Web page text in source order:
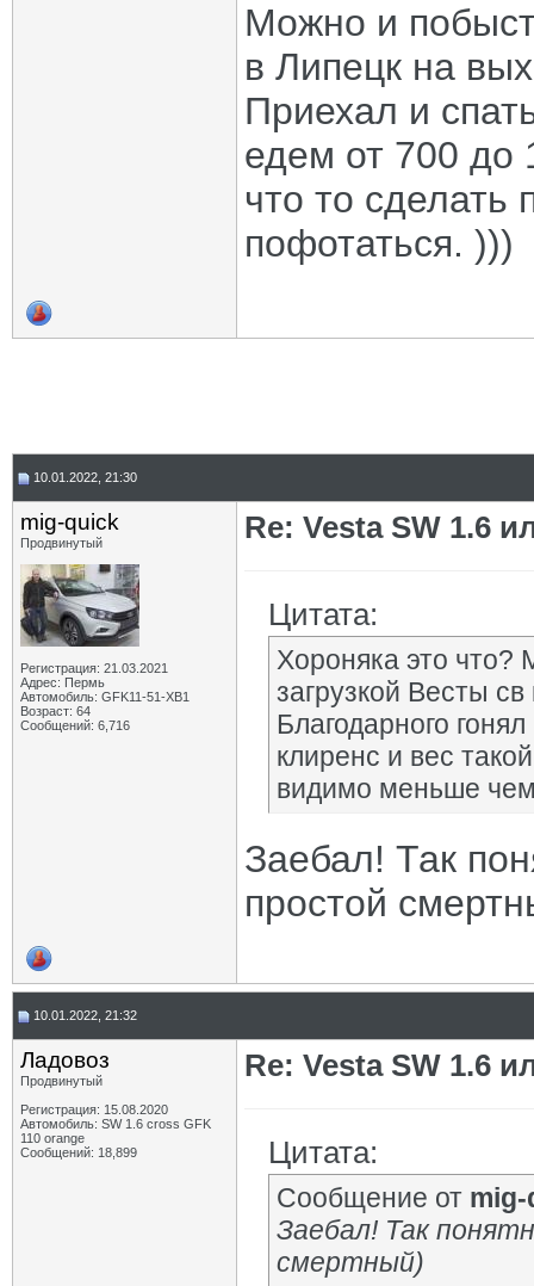
Можно и
в Липецк на
Приехал и
едем от 700 до
что то сделать
пофотаться. )))
10.01.2022, 21:30
mig-quick
Продвинутый
Регистрация: 21.03.2021
Адрес: Пермь
Автомобиль: GFK11-51-ХВ1
Возраст: 64
Сообщений: 6,716
Re: Vesta SW 1.6
Цитата:
Хороняка это что?
загрузкой Весты
Благодарного
клиренс и вес
видимо меньше
Заебал! Так
простой
10.01.2022, 21:32
Ладовоз
Продвинутый
Регистрация: 15.08.2020
Автомобиль: SW 1.6 cross GFK
110 orange
Сообщений: 18,899
Re: Vesta SW 1.6
Цитата:
Сообщение от
Заебал! Так
смертный)